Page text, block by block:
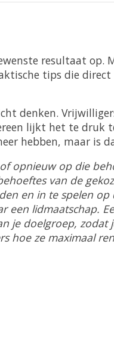
resultaat
tips die
denken.
lijkt het te druk
hebben, maar is
opnieuw op die
van de
en in te spelen
lidmaatschap.
je doelgroep, zodat
hoe ze maximaal